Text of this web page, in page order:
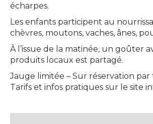
écharpes.
Les enfants participent au
chèvres, moutons, vaches, ânes,
À l’issue de la matinée, un goûter
produits locaux est partagé.
Jauge limitée – Sur réservation
Tarifs et infos pratiques sur le site